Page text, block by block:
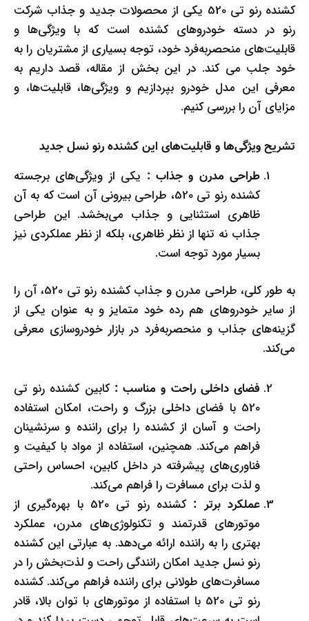
کشنده رنو تی 520 یکی از محصولات جدید و جذاب شرکت
رنو در دسته خودروهای کشنده است که با ویژگی‌ها و
قابلیت‌های منحصربه‌فرد خود، توجه بسیاری از مشتریان را به
خود جلب می کند. در این بخش از مقاله، قصد داریم به
معرفی این مدل خودرو بپردازیم و ویژگی‌ها، قابلیت‌ها، و
مزایای آن را بررسی کنیم.
تشریح ویژگی‌ها و قابلیت‌های این کشنده رنو نسل جدید
طراحی مدرن و جذاب : یکی از ویژگی‌های برجسته
کشنده رنو تی 520، طراحی بیرونی آن است که به آن
ظاهری استثنایی و جذاب می‌بخشد. این طراحی
جذاب نه تنها از نظر ظاهری، بلکه از نظر عملکردی نیز
بسیار مورد توجه است.
به طور کلی، طراحی مدرن و جذاب کشنده رنو تی 520، آن را
از سایر خودروهای هم رده خود متمایز و به عنوان یکی از
گزینه‌های جذاب و منحصربه‌فرد در بازار خودروسازی معرفی
می‌کند.
فضای داخلی راحت و مناسب :کابین کشنده رنو تی
520 با فضای داخلی بزرگ و راحت، امکان استفاده
راحت و آسان از کشنده را برای راننده و سرنشینان
فراهم می‌کند. همچنین، استفاده از مواد با کیفیت و
فناوری‌های پیشرفته در داخل کابین، احساس راحتی
و لذت برای مسافرت را فراهم می‌کند.
عملکرد برتر :
کشنده رنو تی 520 با بهره‌گیری از
موتورهای قدرتمند و تکنولوژی‌های مدرن، عملکرد
بهتری را به راننده ارائه می‌دهد. به عبارتی این کشنده
رنو نسل جدید امکان رانندگی راحت و لذت‌بخش را در
مسافرت‌های طولانی برای راننده فراهم می‌کند. کشنده
رنو تی 520 با استفاده از موتورهای با توان بالا، قادر